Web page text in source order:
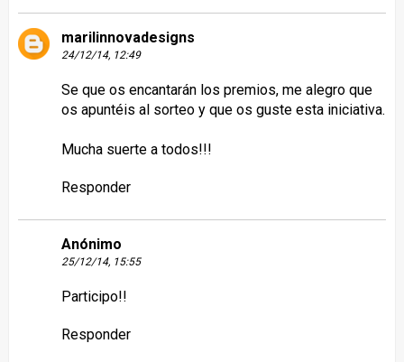
marilinnovadesigns
24/12/14, 12:49
Se que os encantarán los premios, me alegro que
os apuntéis al sorteo y que os guste esta iniciativa.
Mucha suerte a todos!!!
Responder
Anónimo
25/12/14, 15:55
Participo!!
Responder